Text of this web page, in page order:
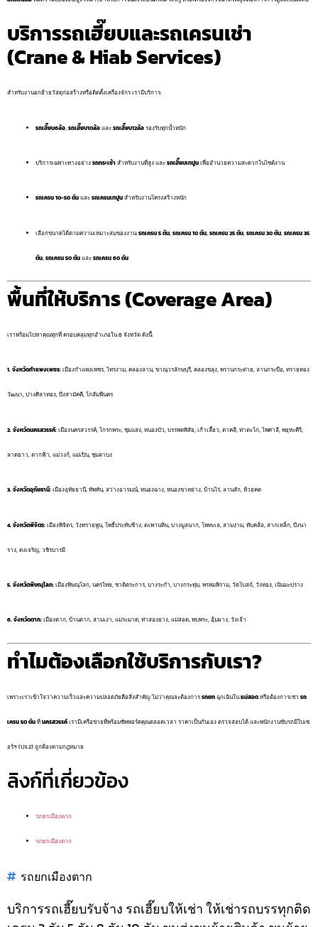
บริการรถเฮี๊ยบและรถเครนเช่า
(Crane & Hiab Services)
สำหรับงานยกย้ายวัสดุก่อสร้างหรือติดตั้งเครื่องจักร เรามีบริการ:
รถเฮี๊ยบ6ล้อ,รถเฮี๊ยบ10ล้อและรถเฮี๊ยบ12ล้อรองรับทุกน้ำหนัก
บริการเฉพาะทางอย่างรถกระเช้าสำหรับงานที่สูง และรถเฮี๊ยบเทปูนเพื่ออำนวยความสะดวกในไซต์งาน
รถเครน 10-50 ตันและรถเครนเทปูนสำหรับงานโครงสร้างหนัก
เลือกขนาดได้ตามความเหมาะสมของงาน:รถเครน 5 ตัน,รถเครน 10 ตัน,รถเครน 25 ตัน,รถเครน 30 ตัน,รถเครน 35
ตัน,รถเครน 50 ตันและรถเครน 60 ตัน
พื้นที่ให้บริการ (Coverage Area)
เราพร้อมไปหาคุณทุกที่ ครอบคลุมทุกอำเภอใน 6 จังหวัด ดังนี้:
1. จังหวัดกำแพงเพชร:เมืองกำแพงเพชร, ไทรงาม, คลองลาน, ขาณุวรลักษบุรี, คลองขลุง, พรานกระต่าย, ลานกระบือ, ทรายทอง
วัฒนา, ปางศิลาทอง, บึงสามัคคี, โกสัมพีนคร
2. จังหวัดนครสวรรค์:เมืองนครสวรรค์, โกรกพระ, ชุมแสง, หนองบัว, บรรพตพิสัย, เก้าเลี้ยว, ตาคลี, ท่าตะโก, ไพศาลี, พยุหะคีรี,
ลาดยาว, ตากฟ้า, แม่วงก์, แม่เปิน, ชุมตาบง
3. จังหวัดอุทัยธานี:เมืองอุทัยธานี, ทัพทัน, สว่างอารมณ์, หนองฉาง, หนองขาหย่าง, บ้านไร่, ลานสัก, ห้วยคต
4. จังหวัดพิจิตร:เมืองพิจิตร, วังทรายพูน, โพธิ์ประทับช้าง, ตะพานหิน, บางมูลนาก, โพทะเล, สามง่าม, ทับคล้อ, สากเหล็ก, บึงนา
ราง, ดงเจริญ, วชิรบารมี
5. จังหวัดพิษณุโลก:เมืองพิษณุโลก, นครไทย, ชาติตระการ, บางระกำ, บางกระทุ่ม, พรหมพิราม, วัดโบสถ์, วังทอง, เนินมะปราง
6. จังหวัดตาก:เมืองตาก, บ้านตาก, สามเงา, แม่ระมาด, ท่าสองยาง, แม่สอด, พบพระ, อุ้มผาง, วังเจ้า
ทำไมต้องเลือกใช้บริการกับเรา?
เพราะเราเข้าใจว่าความเร็วและความปลอดภัยคือสิ่งสำคัญ ไม่ว่าคุณจะต้องการรถยกฉุกเฉินในแม่สอดหรือต้องการเช่า รถ
เครน 50 ตันที่นครสวรรค์เรามีเครือข่ายที่พร้อมซัพพอร์ตคุณตลอดเวลา ราคาเป็นกันเอง ตรวจสอบได้ และพนักงานขับรถมีใบเซ
อร์ฯ (ปจ.2) ถูกต้องตามกฎหมาย
ลิงก์ที่เกี่ยวข้อง
รถยกเมืองตาก
รถยกเมืองตาก
รถยกเมืองตาก
บริการรถเฮี๊ยบรับจ้าง รถเฮี๊ยบให้เช่า ให้เช่ารถบรรทุกติด